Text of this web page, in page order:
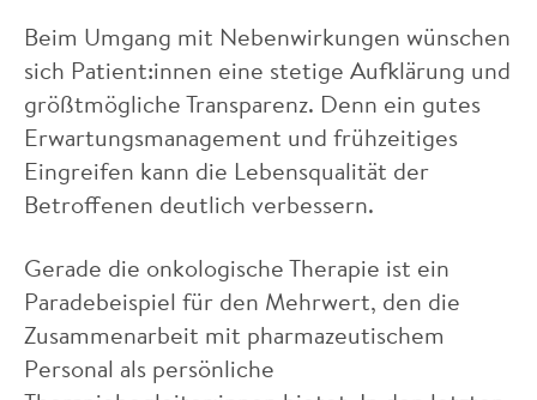
Beim Umgang mit Nebenwirkungen wünschen
sich Patient:innen eine stetige Aufklärung und
größtmögliche Transparenz. Denn ein gutes
Erwartungsmanagement und frühzeitiges
Eingreifen kann die Lebensqualität der
Betroffenen deutlich verbessern.
Gerade die onkologische Therapie ist ein
Paradebeispiel für den Mehrwert, den die
Zusammenarbeit mit pharmazeutischem
Personal als persönliche